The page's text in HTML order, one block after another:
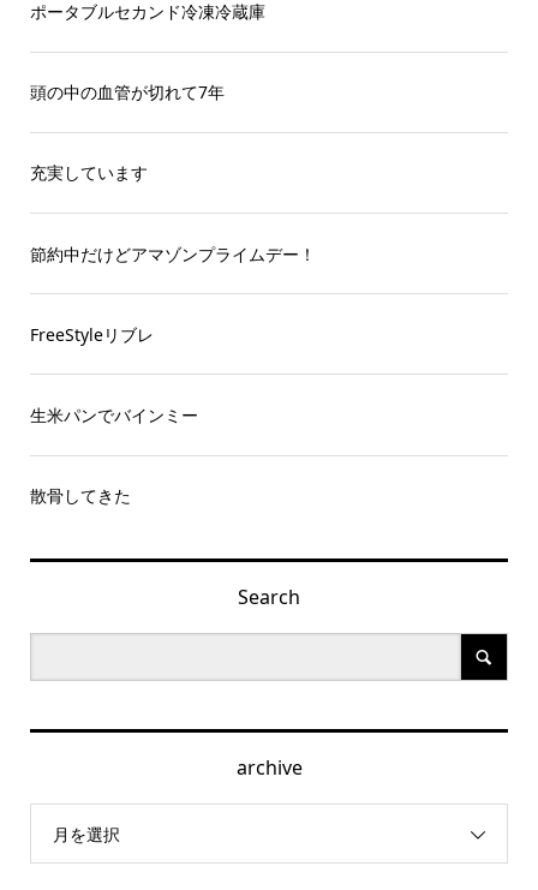
ポータブルセカンド冷凍冷蔵庫
頭の中の血管が切れて7年
充実しています
節約中だけどアマゾンプライムデー！
FreeStyleリブレ
生米パンでバインミー
散骨してきた
Search
archive
月を選択